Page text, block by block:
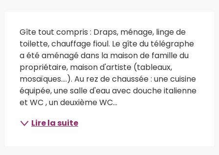
Gîte tout compris : Draps, ménage, linge de
toilette, chauffage fioul. Le gîte du télégraphe
a été aménagé dans la maison de famille du
propriétaire, maison d'artiste (tableaux,
mosaïques....). Au rez de chaussée : une cuisine
équipée, une salle d'eau avec douche italienne
et WC , un deuxième WC...
Lire la suite